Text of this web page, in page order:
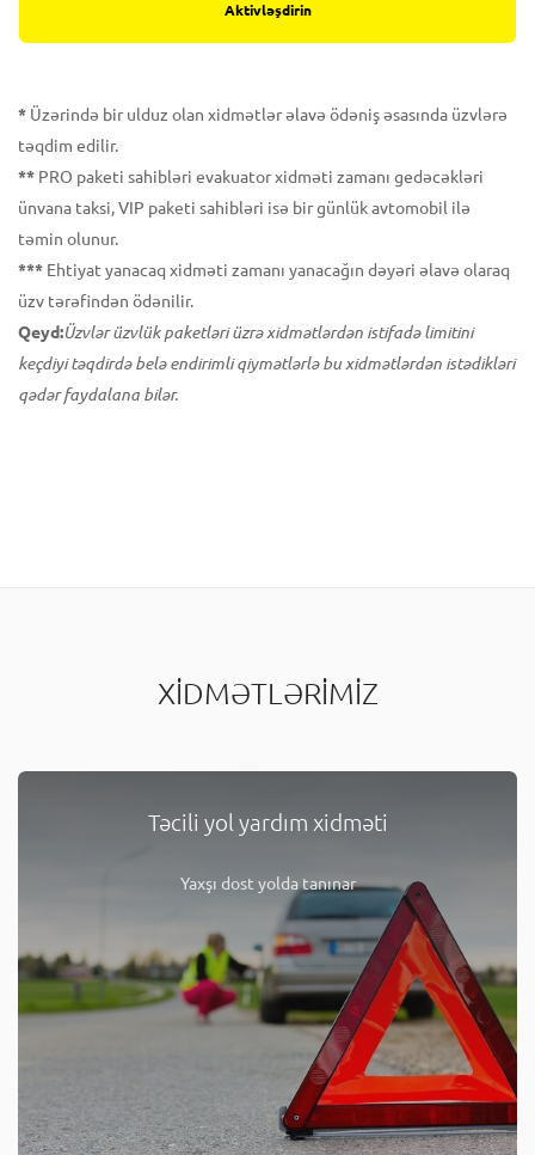
Aktivləşdirin
* Üzərində bir ulduz olan xidmətlər əlavə ödəniş əsasında üzvlərə
təqdim edilir.
** PRO paketi sahibləri evakuator xidməti zamanı gedəcəkləri
ünvana taksi, VIP paketi sahibləri isə bir günlük avtomobil ilə
təmin olunur.
*** Ehtiyat yanacaq xidməti zamanı yanacağın dəyəri əlavə olaraq
üzv tərəfindən ödənilir.
Qeyd:Üzvlər üzvlük paketləri üzrə xidmətlərdən istifadə limitini
keçdiyi təqdirdə belə endirimli qiymətlərlə bu xidmətlərdən istədikləri
qədər faydalana bilər.
XİDMƏTLƏRİMİZ
Təcili yol yardım xidməti
Yaxşı dost yolda tanınar